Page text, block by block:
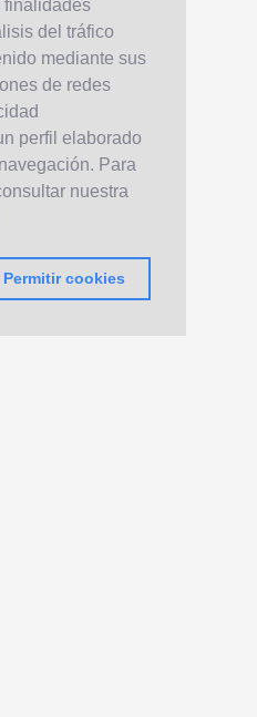
finalidades
del tráfico
mediante sus
de redes
perfil elaborado
Para
nuestra
Permitir cookies